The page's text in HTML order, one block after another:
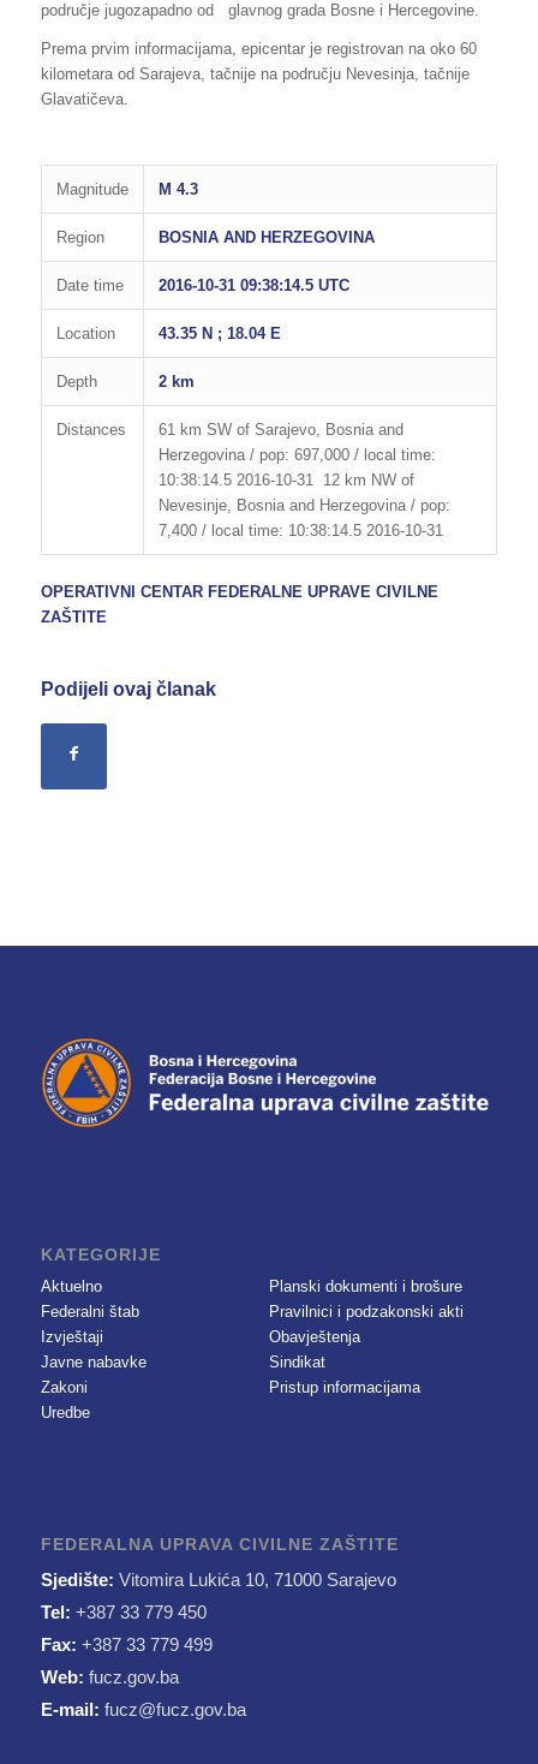
područje jugozapadno od glavnog grada Bosne i Hercegovine.
Prema prvim informacijama, epicentar je registrovan na oko 60
kilometara od Sarajeva, tačnije na području Nevesinja, tačnije
Glavatičeva.
Magnitude M 4.3
Region BOSNIA AND HERZEGOVINA
Date time 2016-10-31 09:38:14.5 UTC
Location 43.35 N ; 18.04 E
Depth 2 km
Distances
61 km SW of Sarajevo, Bosnia and
Herzegovina / pop: 697,000 / local time:
10:38:14.5 2016-10-31 12 km NW of
Nevesinje, Bosnia and Herzegovina / pop:
7,400 / local time: 10:38:14.5 2016-10-31
OPERATIVNI CENTAR FEDERALNE UPRAVE CIVILNE
ZAŠTITE
Podijeli ovaj članak
KATEGORIJE
Aktuelno
Federalni štab
Izvještaji
Javne nabavke
Zakoni
Uredbe
Planski dokumenti i brošure
Pravilnici i podzakonski akti
Obavještenja
Sindikat
Pristup informacijama
FEDERALNA UPRAVA CIVILNE ZAŠTITE
Sjedište: Vitomira Lukića 10, 71000 Sarajevo
Tel: +387 33 779 450
Fax: +387 33 779 499
Web: fucz.gov.ba
E-mail: fucz@fucz.gov.ba